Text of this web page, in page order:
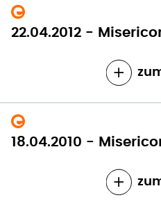
22.04.2012 -
18.04.2010 -